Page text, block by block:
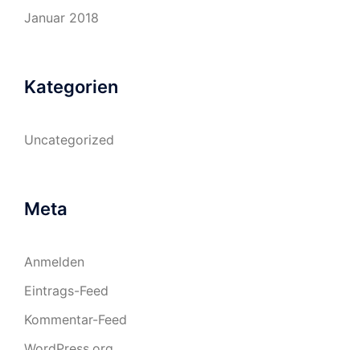
Januar 2018
Kategorien
Uncategorized
Meta
Anmelden
Eintrags-Feed
Kommentar-Feed